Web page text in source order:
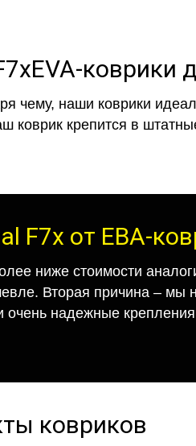
EVA-коврики
чему, наши коврики
коврик крепится в
F7x от ЕВА-
ниже стоимости
Вторая причина –
надежные
ковриков